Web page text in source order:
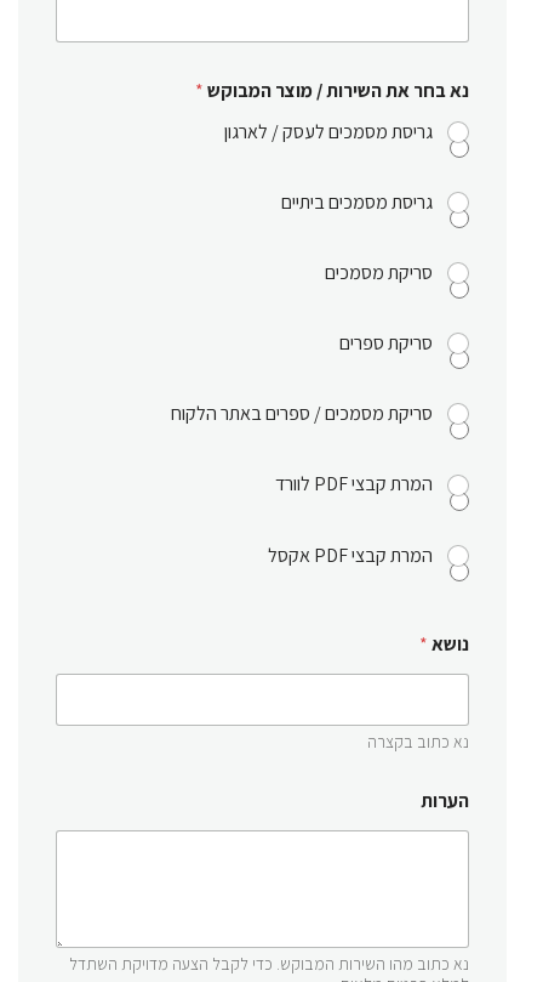
נא בחר את השירות / מוצר המבוקש*
גריסת מסמכים לעסק / לארגון
גריסת מסמכים ביתיים
סריקת מסמכים
סריקת ספרים
סריקת מסמכים / ספרים באתר הלקוח
המרת קבצי PDF לוורד
המרת קבצי PDF אקסל
נושא*
נא כתוב בקצרה
הערות
נא כתוב מהו השירות המבוקש. כדי לקבל הצעה מדויקת השתדל